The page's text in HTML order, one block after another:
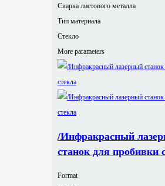
Сварка листового металла
Тип материала
Стекло
More parameters
/Инфракрасный
станок для пробивки
Format